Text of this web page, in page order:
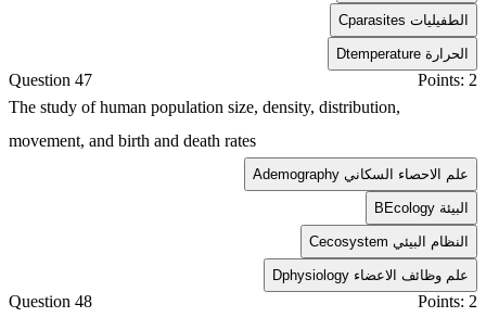
C parasites الطفيليات
D temperature الحرارة
Question 47
Points: 2
The study of human population size, density, distribution,
movement, and birth and death rates
A demography علم الاحصاء السكاني
B Ecology البيئة
C ecosystem النظام البيئي
D physiology علم وظائف الاعضاء
Question 48
Points: 2